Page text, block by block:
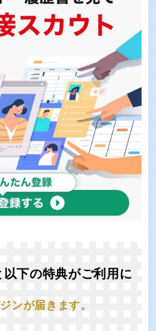
下の特典がご利用に
ンが届きます。